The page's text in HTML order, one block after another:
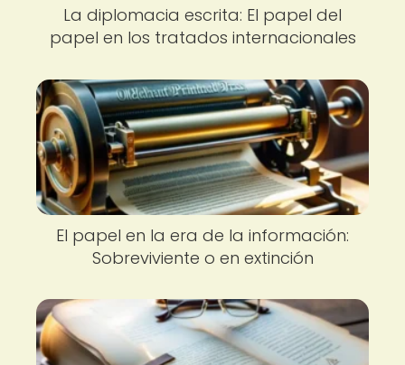
La diplomacia escrita: El papel del
papel en los tratados internacionales
El papel en la era de la información:
Sobreviviente o en extinción